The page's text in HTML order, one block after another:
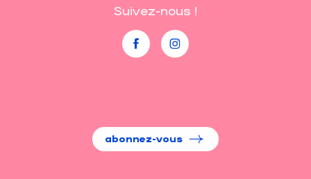
Suivez-nous !
abonnez-vous